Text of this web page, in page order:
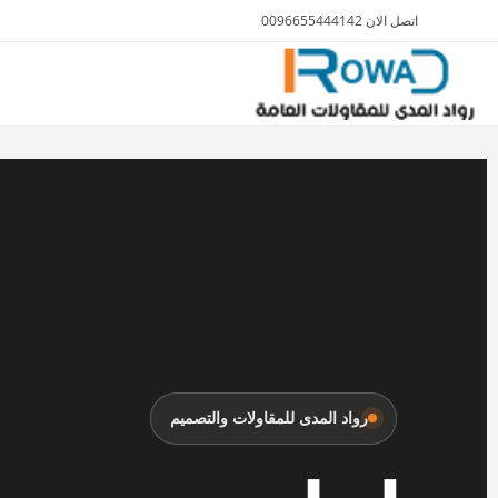
اتصل الان 0096655444142
الأثاث والمفروشات